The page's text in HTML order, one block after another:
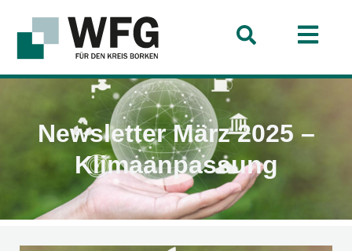
Newsletter März 2025 –
Klimaanpassung